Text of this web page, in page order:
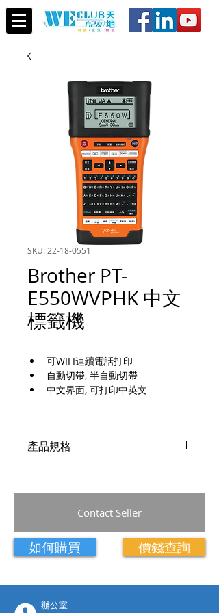
SKU: 22-18-0551
Brother PT-
E550WVPHK 中文
標籤機
可WIFI連續電話打印
自動切帶, 半自動切帶
中文界面, 可打印中英文
產品規格
Contact Seller
如何購買 價錢查詢
​辦公室